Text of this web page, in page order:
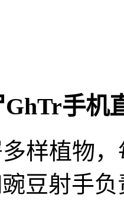
手机
样植物
豆射手